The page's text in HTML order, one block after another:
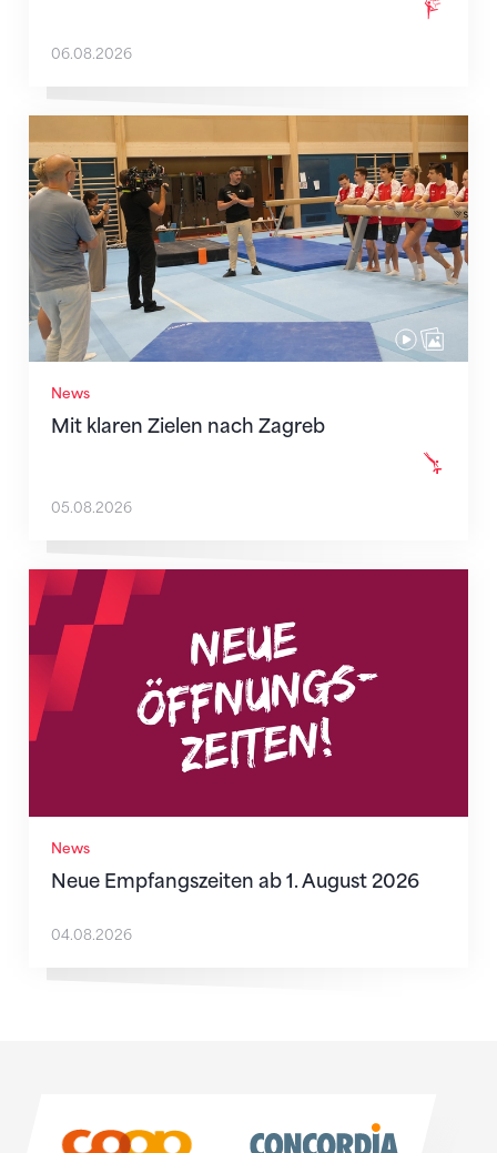
06.08.2026
News
Mit klaren Zielen nach Zagreb
Mit klaren Zielen nach Zagreb
05.08.2026
News
Neue Empfangszeiten ab 1. August 2026
Neue Empfangszeiten ab 1. August 2026
04.08.2026